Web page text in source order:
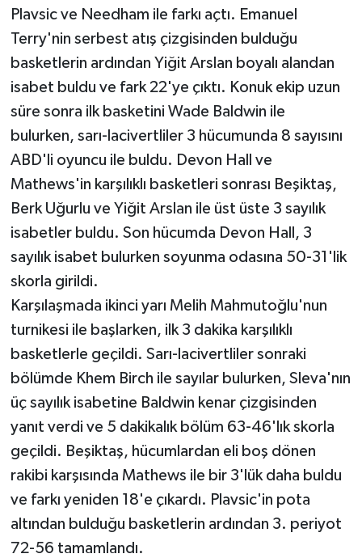
Plavsic ve Needham ile farkı açtı. Emanuel
Terry'nin serbest atış çizgisinden bulduğu
basketlerin ardından Yiğit Arslan boyalı alandan
isabet buldu ve fark 22'ye çıktı. Konuk ekip uzun
süre sonra ilk basketini Wade Baldwin ile
bulurken, sarı-lacivertliler 3 hücumunda 8 sayısını
ABD'li oyuncu ile buldu. Devon Hall ve
Mathews'in karşılıklı basketleri sonrası Beşiktaş,
Berk Uğurlu ve Yiğit Arslan ile üst üste 3 sayılık
isabetler buldu. Son hücumda Devon Hall, 3
sayılık isabet bulurken soyunma odasına 50-31'lik
skorla girildi.
Karşılaşmada ikinci yarı Melih Mahmutoğlu'nun
turnikesi ile başlarken, ilk 3 dakika karşılıklı
basketlerle geçildi. Sarı-lacivertliler sonraki
bölümde Khem Birch ile sayılar bulurken, Sleva'nın
üç sayılık isabetine Baldwin kenar çizgisinden
yanıt verdi ve 5 dakikalık bölüm 63-46'lık skorla
geçildi. Beşiktaş, hücumlardan eli boş dönen
rakibi karşısında Mathews ile bir 3'lük daha buldu
ve farkı yeniden 18'e çıkardı. Plavsic'in pota
altından bulduğu basketlerin ardından 3. periyot
72-56 tamamlandı.